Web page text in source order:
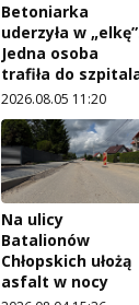
Betoniarka
uderzyła w
Jedna osoba
trafiła do
2026.08.05 11:20
Na ulicy
Batalionów
Chłopskich ułożą
asfalt w nocy